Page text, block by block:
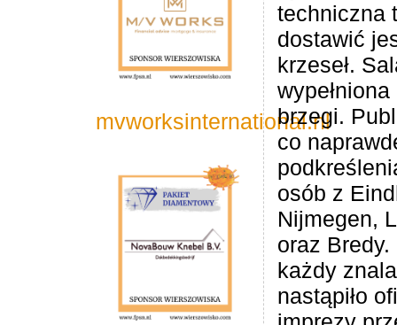
mvworksinternational.nl
techniczna
dostawić
krzeseł.
brzegi.
co
osób z
Nijmegen,
oraz
każdy
nastąpiło